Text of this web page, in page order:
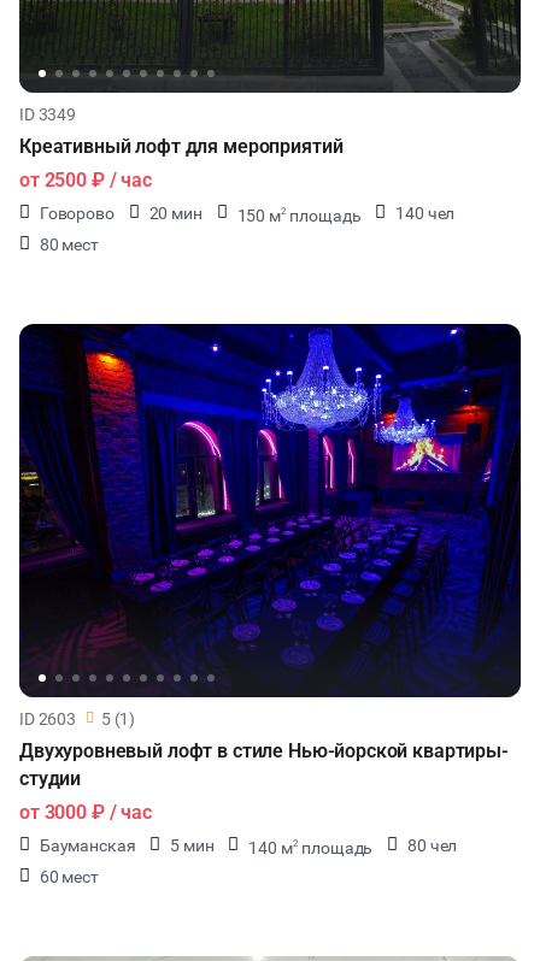
ID 3349
Креативный лофт для мероприятий
от 2500 ₽/ час
Говорово 20 мин 150 м2 площадь
140 чел
80 мест
ID 2603 5 (1)
Двухуровневый лофт в стиле Нью-йорской квартиры-
студии
от 3000 ₽/ час
Бауманская 5 мин 140 м2 площадь
80 чел
60 мест